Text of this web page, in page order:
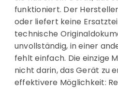
funktioniert. Der
oder liefert keine
technische
unvollständig, in einer
fehlt einfach. Die einzige
nicht darin, das Gerät zu
effektivere Möglichkeit: